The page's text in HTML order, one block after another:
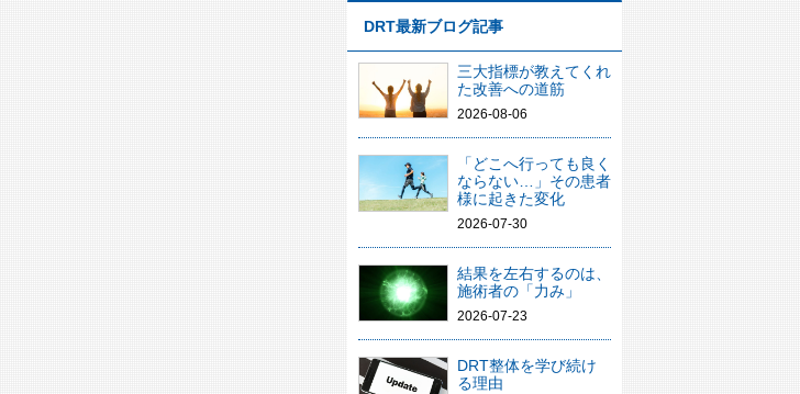
DRT最新ブログ記事
三大指標が教えてくれ
た改善への道筋
2026-08-06
「どこへ行っても良く
ならない…」その患者
様に起きた変化
2026-07-30
結果を左右するのは、
施術者の「力み」
2026-07-23
DRT整体を学び続け
る理由